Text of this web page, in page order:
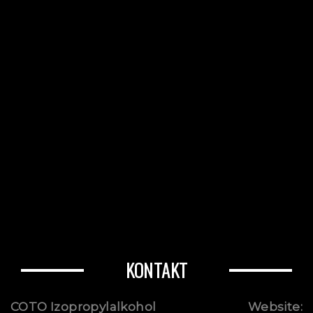
KONTAKT
COTO Izopropylalkohol Website: